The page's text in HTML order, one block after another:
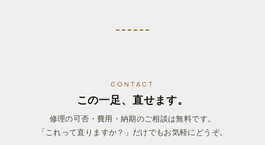
CONTACT
この一足、直せます。
修理の可否・費用・納期のご相談は無料です。
「これって直りますか？」だけでもお気軽にどうぞ。